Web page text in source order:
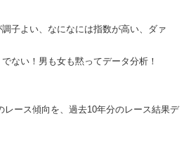
子よい、なになには指数が高い、ダァ
ない！男も女も黙ってデータ分析！
レース傾向を、過去10年分のレース結果デ